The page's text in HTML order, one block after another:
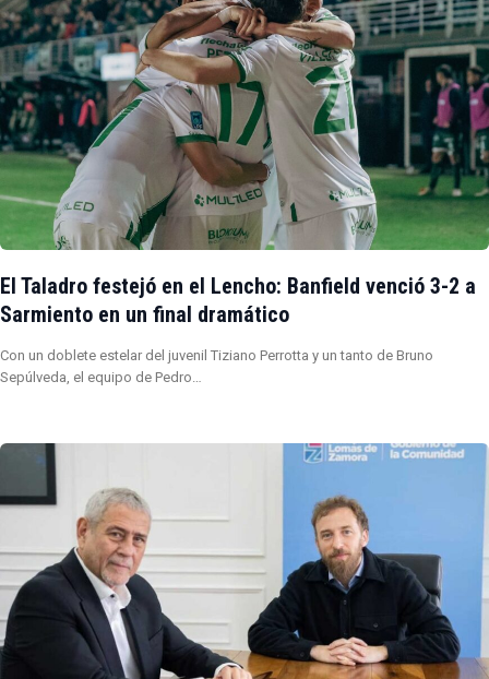
El Taladro festejó en el Lencho: Banfield venció 3-2 a
Sarmiento en un final dramático
Con un doblete estelar del juvenil Tiziano Perrotta y un tanto de Bruno
Sepúlveda, el equipo de Pedro…